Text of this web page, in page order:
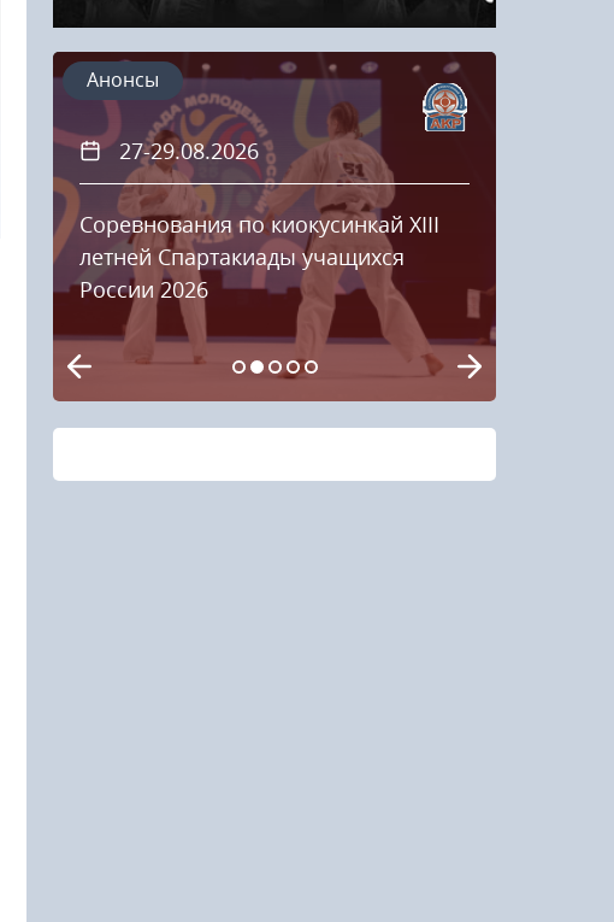
27-29.08.2026
Соревнования по киокусинкай XIII
летней Спартакиады учащихся
России 2026
Анонсы